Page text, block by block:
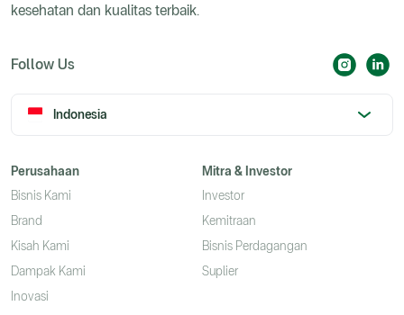
kesehatan dan kualitas terbaik.
Follow Us
Indonesia
Perusahaan
Bisnis Kami
Brand
Kisah Kami
Dampak Kami
Inovasi
Mitra & Investor
Investor
Kemitraan
Bisnis Perdagangan
Suplier